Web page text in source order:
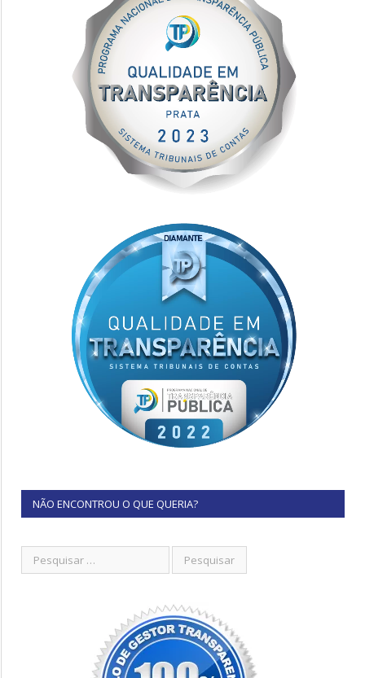
NÃO ENCONTROU O QUE QUERIA?